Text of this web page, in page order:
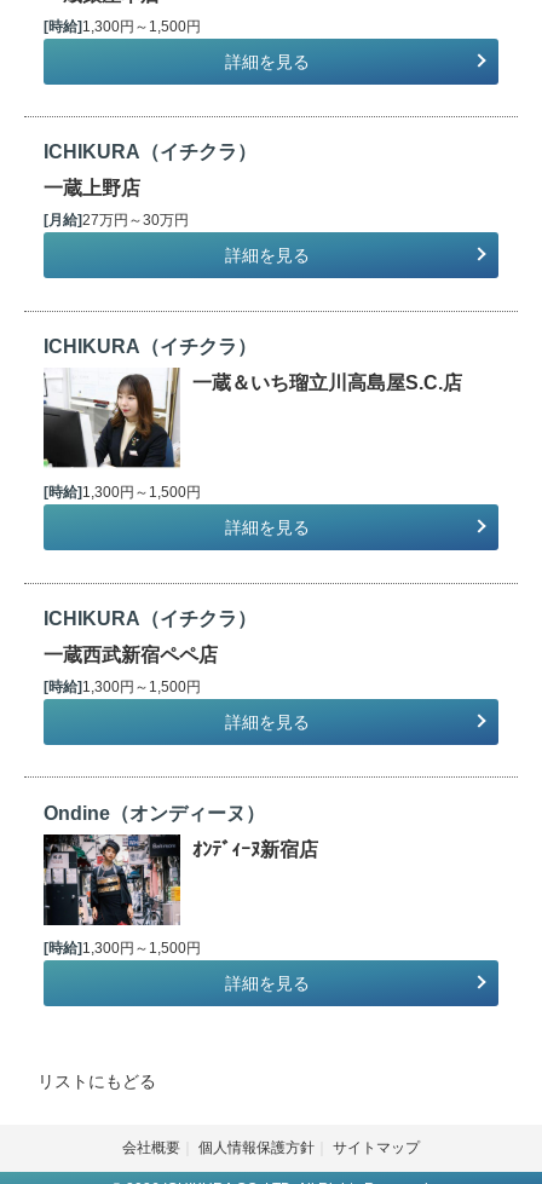
[時給]1,300円～1,500円
詳細を見る
ICHIKURA（イチクラ）
一蔵上野店
[月給]27万円～30万円
詳細を見る
ICHIKURA（イチクラ）
一蔵＆いち瑠立川高島屋S.C.店
[時給] 1,300円～1,500円
詳細を見る
ICHIKURA（イチクラ）
一蔵西武新宿ペペ店
[時給] 1,300円～1,500円
詳細を見る
Ondine（オンディーヌ）
ｵﾝﾃﾞｨｰﾇ新宿店
[時給] 1,300円～1,500円
詳細を見る
リストにもどる
会社概要 個人情報保護方針 サイトマップ